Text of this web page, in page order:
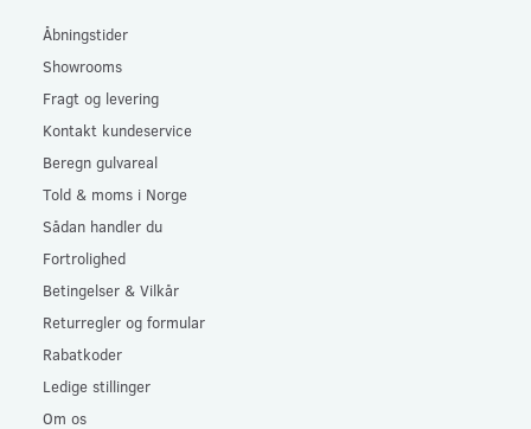
Åbningstider
Showrooms
Fragt og levering
Kontakt kundeservice
Beregn gulvareal
Told & moms i Norge
Sådan handler du
Fortrolighed
Betingelser & Vilkår
Returregler og formular
Rabatkoder
Ledige stillinger
Om os